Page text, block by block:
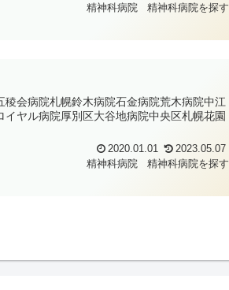
精神科病院
精神科病院を探す
会病院札幌鈴木病院石金病院荒木病院中江
ヤル病院厚別区大谷地病院中央区札幌花園
2020.01.01
2023.05.07
精神科病院
精神科病院を探す